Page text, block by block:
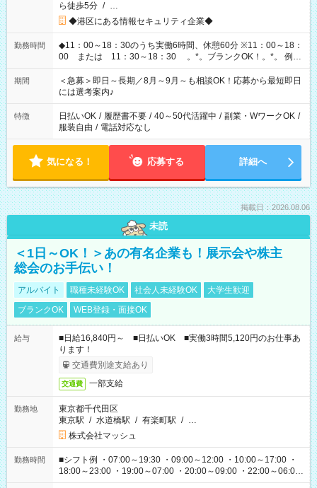
ら徒歩5分 / …
◆港区にある情報セキュリティ企業◆
勤務時間
◆11：00～18：30のうち実働6時間、休憩60分 ※11：00～18：
00 または 11：30～18：30 。*。ブランクOK！。*。 例え
ば前職が、 在宅/財団法人/事務/コールセンター/受付/販売/カフェ
スタッフ スイーツ販売/ホテルフロント/化粧品販売/など 様々な
業界から入社して活躍されています♪
期間
＜急募＞即日～長期／8月～9月～も相談OK！応募から最短即日
には選考案内♪
特徴 日払いOK / 履歴書不要 / 40～50代活躍中 / 副業・WワークOK /
服装自由 / 電話対応なし
気になる！ 応募する 詳細へ
掲載日：2026.08.06
未読
＜1日～OK！＞あの有名企業も！展示会や株主
総会のお手伝い！
アルバイト 職種未経験OK 社会人未経験OK
大学生歓迎
ブランクOK
WEB登録・面接OK
給与
■日給16,840円～ ■日払いOK ■実働3時間5,120円のお仕事あ
ります！
交通費別途支給あり
交通費 一部支給
勤務地
東京都千代田区
東京駅 / 水道橋駅 / 有楽町駅 / …
株式会社マッシュ
勤務時間
■シフト例 ・07:00～19:30 ・09:00～12:00 ・10:00～17:00 ・
18:00～23:00 ・19:00～07:00 ・20:00～09:00 ・22:00～06:00
etc ★最短で3時間で5,120円のお仕事から 15時間で2万円近く稼